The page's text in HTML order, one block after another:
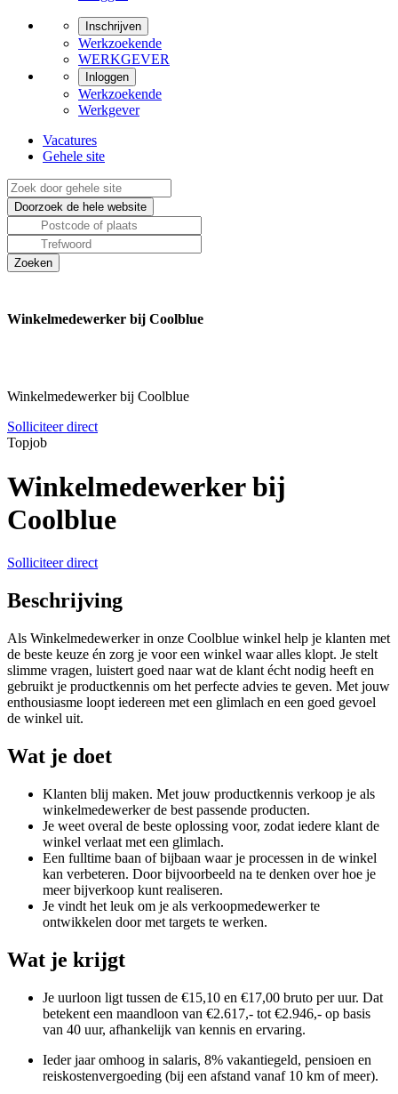
Inschrijven
Werkzoekende
WERKGEVER
Inloggen
Werkzoekende
Werkgever
Vacatures
Gehele site
Winkelmedewerker bij Coolblue
Winkelmedewerker bij Coolblue
Solliciteer direct
Topjob
Winkelmedewerker bij
Coolblue
Solliciteer direct
Beschrijving
Als Winkelmedewerker in onze Coolblue winkel help je klanten met
de beste keuze én zorg je voor een winkel waar alles klopt. Je stelt
slimme vragen, luistert goed naar wat de klant écht nodig heeft en
gebruikt je productkennis om het perfecte advies te geven. Met jouw
enthousiasme loopt iedereen met een glimlach en een goed gevoel
de winkel uit.
Wat je doet
Klanten blij maken. Met jouw productkennis verkoop je als
winkelmedewerker de best passende producten.
Je weet overal de beste oplossing voor, zodat iedere klant de
winkel verlaat met een glimlach.
Een fulltime baan of bijbaan waar je processen in de winkel
kan verbeteren. Door bijvoorbeeld na te denken over hoe je
meer bijverkoop kunt realiseren.
Je vindt het leuk om je als verkoopmedewerker te
ontwikkelen door met targets te werken.
Wat je krijgt
Je uurloon ligt tussen de €15,10 en €17,00 bruto per uur. Dat
betekent een maandloon van €2.617,- tot €2.946,- op basis
van 40 uur, afhankelijk van kennis en ervaring.
Ieder jaar omhoog in salaris, 8% vakantiegeld, pensioen en
reiskostenvergoeding (bij een afstand vanaf 10 km of meer).